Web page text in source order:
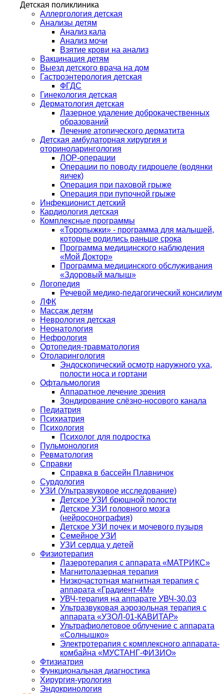
Детская поликлиника
Аллергология детская
Анализы детям
Анализ кала
Анализ мочи
Взятие крови на анализ
Вакцинация детям
Выезд детского врача на дом
Гастроэнтерология детская
ФГДС
Гинекология детская
Дерматология детская
Лазерное удаление доброкачественных
образований
Лечение атопического дерматита
Детская амбулаторная хирургия и
оториноларингология
ЛОР-операции
Операции по поводу гидроцеле (водянки
яичек)
Операция при паховой грыже
Операция при пупочной грыже
Инфекционист детский
Кардиология детская
Комплексные программы
«Торопыжки» - программа для малышей,
которые родились раньше срока
Программа медицинского наблюдения
«Мой Доктор»
Программа медицинского обслуживания
«Здоровый малыш»
Логопедия
Речевой медико-педагогический консилиум
ЛФК
Массаж детям
Неврология детская
Неонатология
Нефрология
Ортопедия-травматология
Отоларингология
Эндоскопический осмотр наружного уха,
полости носа и гортани
Офтальмология
Аппаратное лечение зрения
Зондирование слёзно-носового канала
Педиатрия
Психиатрия
Психология
Психолог для подростка
Пульмонология
Ревматология
Справки
Справка в бассейн Плавничок
Сурдология
УЗИ (Ультразвуковое исследование)
Детское УЗИ брюшной полости
Детское УЗИ головного мозга
(нейросонография)
Детское УЗИ почек и мочевого пузыря
Семейное УЗИ
УЗИ сердца у детей
Физиотерапия
Лазеротерапия с аппарата «МАТРИКС»
Магнитолазерная терапия
Низкочастотная магнитная терапия с
аппарата «Градиент-4М»
УВЧ-терапия на аппарате УВЧ-30.03
Ультразвуковая аэрозольная терапия с
аппарата «УЗОЛ-01-КАВИТАР»
Ультрафиолетовое облучение с аппарата
«Солнышко»
Электротерапия с комплексного аппарата-
комбайна «МУСТАНГ-ФИЗИО»
Фтизиатрия
Функциональная диагностика
Хирургия-урология
Эндокринология